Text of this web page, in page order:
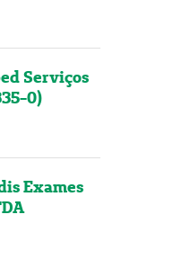
Serviços
0)
Exames